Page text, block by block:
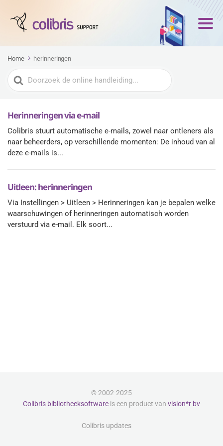
Home herinneringen
Zoeken
naar
Herinneringen via e-mail
Colibris stuurt automatische e-mails, zowel naar ontleners als
naar beheerders, op verschillende momenten: De inhoud van al
deze e-mails is...
Uitleen: herinneringen
Via Instellingen > Uitleen > Herinneringen kan je bepalen welke
waarschuwingen of herinneringen automatisch worden
verstuurd via e-mail. Elk soort...
© 2002-2025
Colibris bibliotheeksoftware is een product van vision*r bv
Colibris updates